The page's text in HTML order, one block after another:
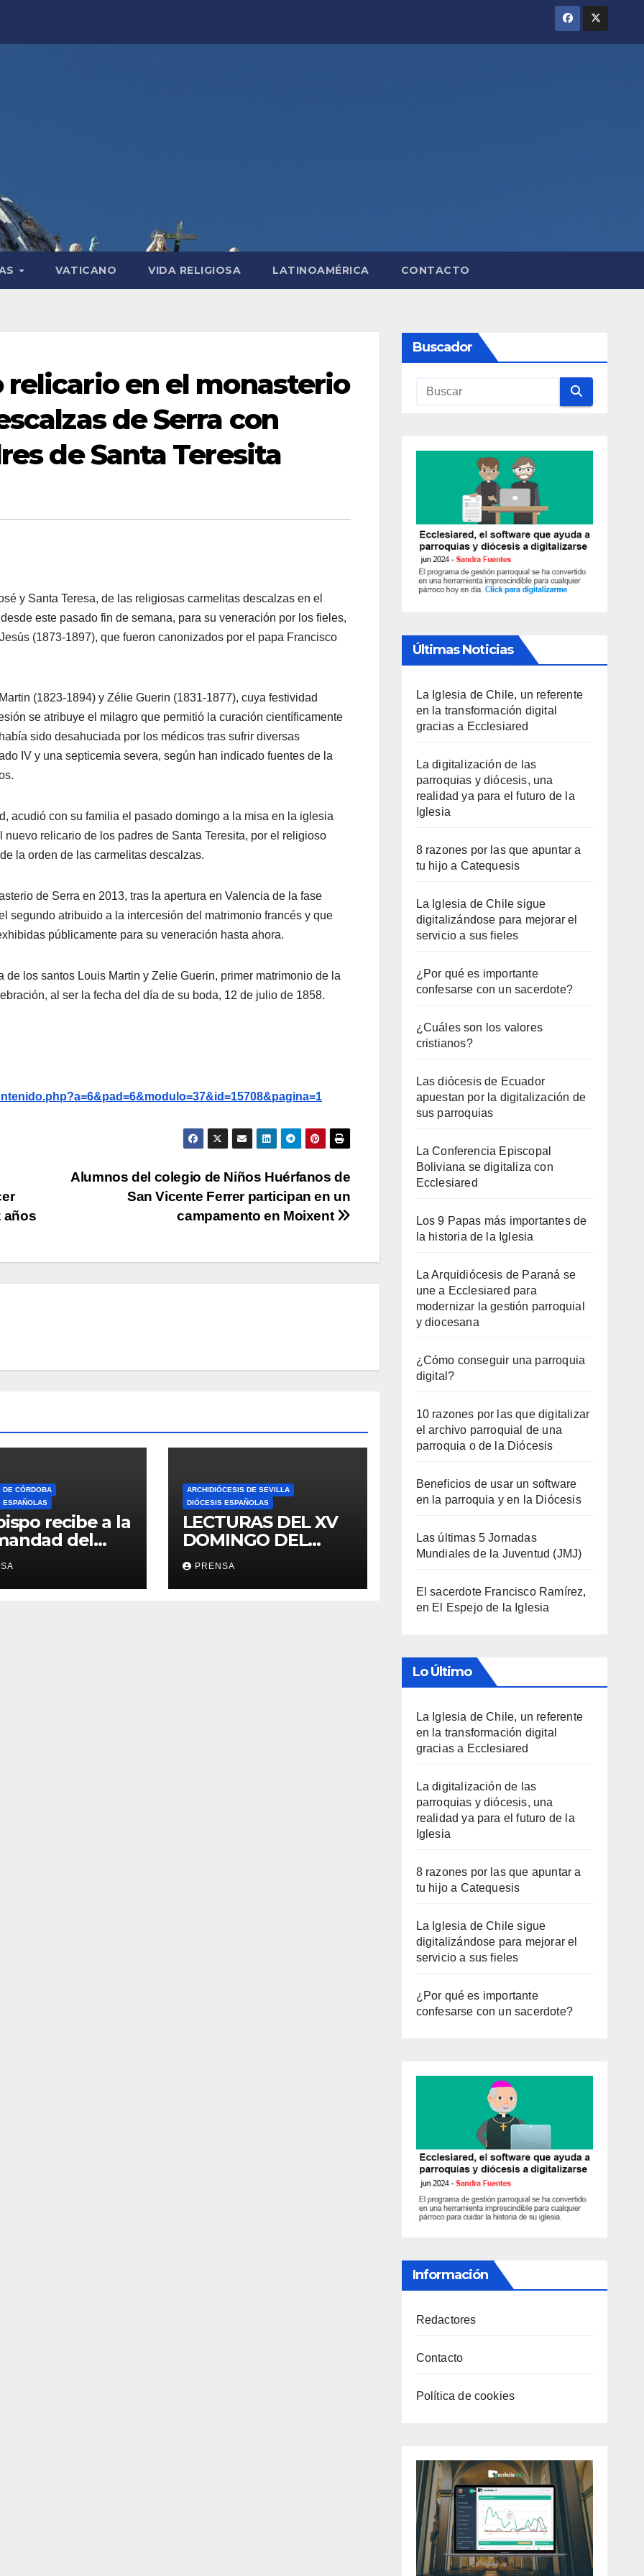
VATICANO VIDA RELIGIOSA LATINOAMÉRICA CONTACTO
en el monasterio
de Serra con
de Santa Teresita
y Santa Teresa, de las religiosas carmelitas descalzas en el
este pasado fin de semana, para su veneración por los fieles,
(1873-1897), que fueron canonizados por el papa Francisco
(1823-1894) y Zélie Guerin (1831-1877), cuya festividad
se atribuye el milagro que permitió la curación científicamente
sido desahuciada por los médicos tras sufrir diversas
IV y una septicemia severa, según han indicado fuentes de la
acudió con su familia el pasado domingo a la misa en la iglesia
relicario de los padres de Santa Teresita, por el religioso
la orden de las carmelitas descalzas.
de Serra en 2013, tras la apertura en Valencia de la fase
segundo atribuido a la intercesión del matrimonio francés y que
públicamente para su veneración hasta ahora.
los santos Louis Martin y Zelie Guerin, primer matrimonio de la
al ser la fecha del día de su boda, 12 de julio de 1858.
Alumnos del colegio de Niños Huérfanos de
San Vicente Ferrer participan en un
campamento en Moixent
años
DE CÓRDOBA
ESPAÑOLAS
recibe a la
del
ARCHIDIÓCESIS DE SEVILLA
DIÓCESIS ESPAÑOLAS
LECTURAS DEL XV
DOMINGO DEL
TIEMPO
ORDINARIO (A)
PRENSA
Buscador
Últimas Noticias
La Iglesia de Chile, un referente
en la transformación digital
gracias a Ecclesiared
La digitalización de las
parroquias y diócesis, una
realidad ya para el futuro de la
Iglesia
8 razones por las que apuntar a
tu hijo a Catequesis
La Iglesia de Chile sigue
digitalizándose para mejorar el
servicio a sus fieles
¿Por qué es importante
confesarse con un sacerdote?
¿Cuáles son los valores
cristianos?
Las diócesis de Ecuador
apuestan por la digitalización de
sus parroquias
La Conferencia Episcopal
Boliviana se digitaliza con
Ecclesiared
Los 9 Papas más importantes de
la historia de la Iglesia
La Arquidiócesis de Paraná se
une a Ecclesiared para
modernizar la gestión parroquial
y diocesana
¿Cómo conseguir una parroquia
digital?
10 razones por las que digitalizar
el archivo parroquial de una
parroquia o de la Diócesis
Beneficios de usar un software
en la parroquia y en la Diócesis
Las últimas 5 Jornadas
Mundiales de la Juventud (JMJ)
El sacerdote Francisco Ramírez,
en El Espejo de la Iglesia
Lo Último
La Iglesia de Chile, un referente
en la transformación digital
gracias a Ecclesiared
La digitalización de las
parroquias y diócesis, una
realidad ya para el futuro de la
Iglesia
8 razones por las que apuntar a
tu hijo a Catequesis
La Iglesia de Chile sigue
digitalizándose para mejorar el
servicio a sus fieles
¿Por qué es importante
confesarse con un sacerdote?
Información
Redactores
Contacto
Política de cookies